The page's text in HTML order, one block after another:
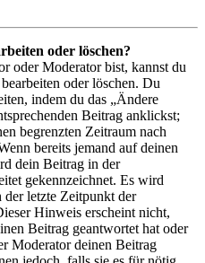
oder löschen?
oder Moderator bist, kannst du
oder löschen. Du
indem du das „Ändere
Beitrag anklickst;
begrenzten Zeitraum nach
bereits jemand auf deinen
dein Beitrag in der
gekennzeichnet. Es wird
letzte Zeitpunkt der
Hinweis erscheint nicht,
Beitrag geantwortet hat oder
Moderator deinen Beitrag